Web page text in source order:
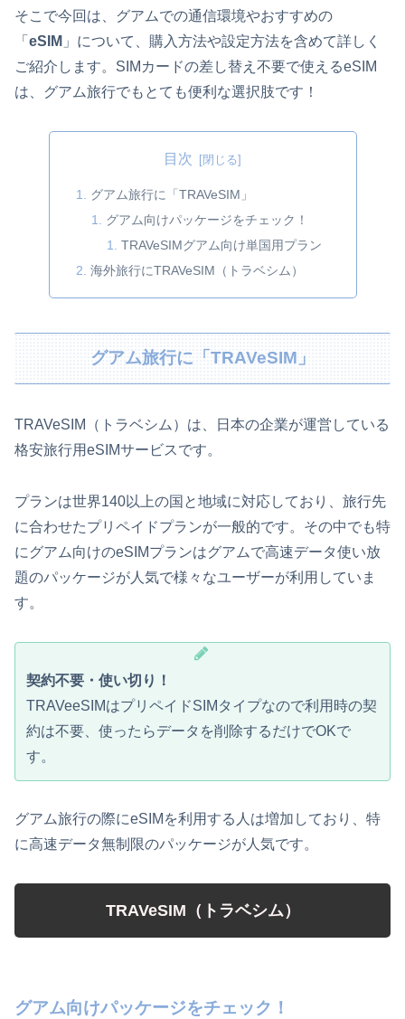
そこで今回は、グアムでの通信環境やおすすめの
「 eSIM 」について、購入方法や設定方法を含めて詳しく
ご紹介します。SIMカードの差し替え不要で使えるeSIM
は、グアム旅行でもとても便利な選択肢です！
目次
グアム旅行に「TRAVeSIM」
グアム向けパッケージをチェック！
TRAVeSIMグアム向け単国用プラン
海外旅行にTRAVeSIM（トラベシム）
グアム旅行に「TRAVeSIM」
TRAVeSIM（トラベシム）は、日本の企業が運営している
格安旅行用eSIMサービスです。
プランは世界140以上の国と地域に対応しており、旅行先
に合わせたプリペイドプランが一般的です。その中でも特
にグアム向けのeSIMプランはグアムで高速データ使い放
題のパッケージが人気で様々なユーザーが利用していま
す。
契約不要・使い切り！
TRAVeeSIMはプリペイドSIMタイプなので利用時の契
約は不要、使ったらデータを削除するだけでOKで
す。
グアム旅行の際にeSIMを利用する人は増加しており、特
に高速データ無制限のパッケージが人気です。
TRAVeSIM（トラベシム）
グアム向けパッケージをチェック！